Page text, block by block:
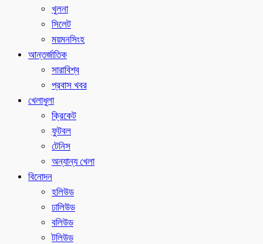
খুলনা
সিলেট
ময়মনসিংহ
আন্তর্জাতিক
সারাবিশ্ব
প্রবাস খবর
খেলাধুলা
ক্রিকেট
ফুটবল
টেনিস
অন্যান্য খেলা
বিনোদন
হলিউড
ঢালিউড
বলিউড
টলিউড